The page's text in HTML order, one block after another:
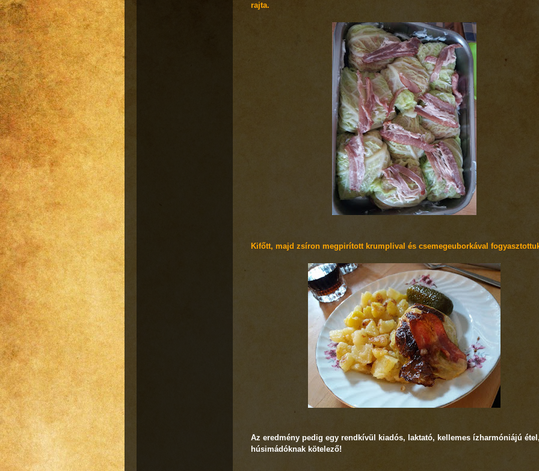
rajta.
Kifőtt, majd zsíron megpirított krumplival és csemegeuborkával
Az eredmény pedig egy rendkívül kiadós, laktató, kellemes ízharmóniájú
húsimádóknak kötelező!